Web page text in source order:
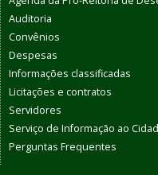
Auditoria
Convênios
Despesas
Informações classificadas
Licitações e contratos
Servidores
Serviço de Informação ao
Perguntas Frequentes